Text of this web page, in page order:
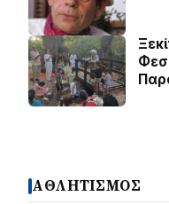
ΑΘΛΗΤΙΣΜΟΣ